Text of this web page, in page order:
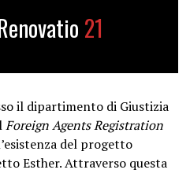
21
il dipartimento di Giustizia
Foreign Agents Registration
del progetto
Esther. Attraverso questa